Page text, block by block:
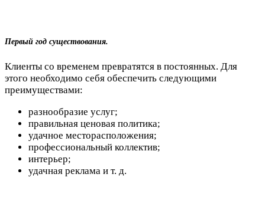
Первый год существования.
Клиенты со временем превратятся в постоянных. Для
этого необходимо себя обеспечить следующими
преимуществами:
разнообразие услуг;
правильная ценовая политика;
удачное месторасположения;
профессиональный коллектив;
интерьер;
удачная реклама и т. д.